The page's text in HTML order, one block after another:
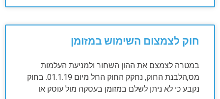
חוק לצמצום השימוש במזומן
במטרה לצמצם את ההון השחור ולמניעת העלמות
מס,הלבנת החוק, נחקק החוק החל מיום 01.1.19. בחוק
נקבע כי לא ניתן לשלם במזומן בעסקה מול עוסק או